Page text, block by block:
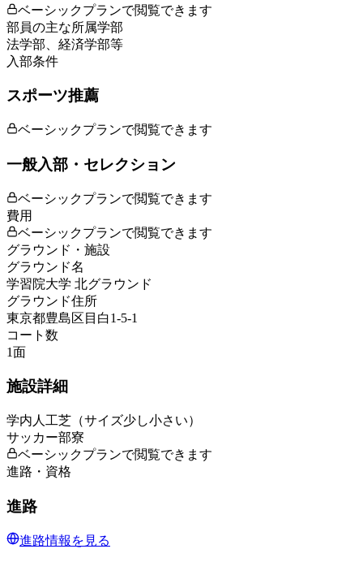
ベーシックプランで閲覧できます
部員の主な所属学部
法学部、経済学部等
入部条件
スポーツ推薦
ベーシックプランで閲覧できます
一般入部・セレクション
ベーシックプランで閲覧できます
費用
ベーシックプランで閲覧できます
グラウンド・施設
グラウンド名
学習院大学 北グラウンド
グラウンド住所
東京都豊島区目白1-5-1
コート数
1面
施設詳細
学内人工芝（サイズ少し小さい）
サッカー部寮
ベーシックプランで閲覧できます
進路・資格
進路
進路情報を見る